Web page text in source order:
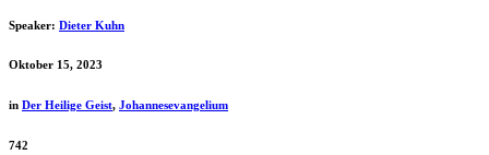
Speaker: Dieter Kuhn
Oktober 15, 2023
in Der Heilige Geist, Johannesevangelium
742